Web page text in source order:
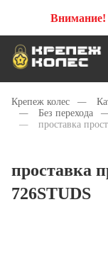
Внимание!
Крепеж колес —
—
Без перехода
—
проставка
проставка
726STUDS